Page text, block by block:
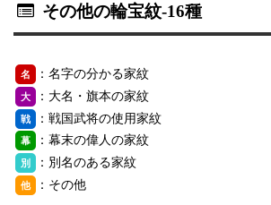
その他の輪宝紋-16種
名 ：名字の分かる家紋
大 ：大名・旗本の家紋
戦 ：戦国武将の使用家紋
幕 ：幕末の偉人の家紋
別 ：別名のある家紋
他 ：その他